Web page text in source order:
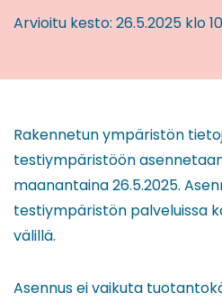
Arvioitu kesto: 26.5.2025 klo
Rakennetun ympäristön
testiympäristöön
maanantaina 26.5.2025.
testiympäristön palveluissa
välillä.
Asennus ei vaikuta